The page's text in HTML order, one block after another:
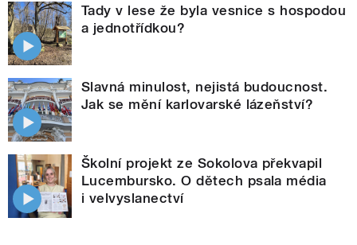
Tady v lese že byla vesnice s hospodou
a jednotřídkou?
Slavná minulost, nejistá budoucnost.
Jak se mění karlovarské lázeňství?
Školní projekt ze Sokolova překvapil
Lucembursko. O dětech psala média
i velvyslanectví